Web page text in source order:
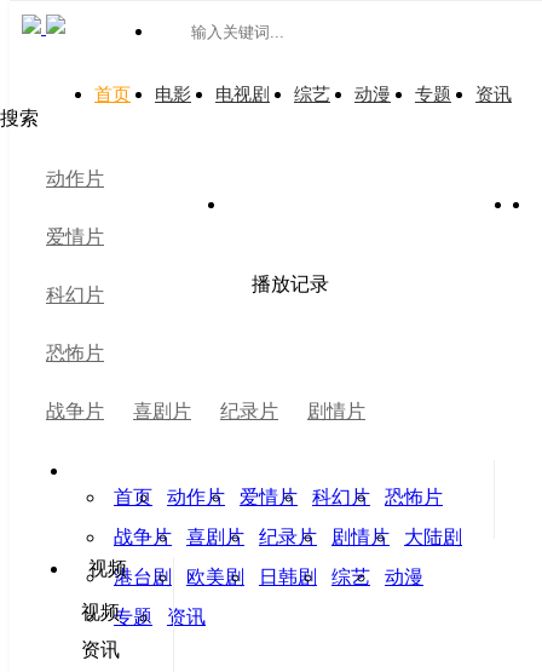
首页 电影 电视剧 综艺 动漫 专题 资讯
播放记录
动作片
爱情片
科幻片
恐怖片
战争片 喜剧片 纪录片 剧情片
首页 动作片 爱情片 科幻片
恐怖片
战争片
喜剧片 纪录片 剧情片
大陆剧
港台剧
欧美剧 日韩剧 综艺
动漫
专题
资讯
视频
视频
资讯
索
电视剧